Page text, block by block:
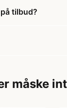
tilbud?
måske